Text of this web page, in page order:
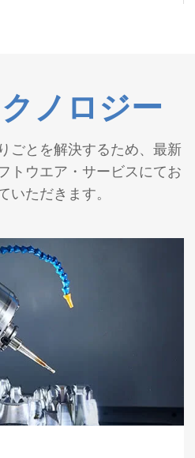
梨県東部・富士五湖を震
被災された皆様へ 弊社サ
ーク休業のお知らせ
源とする地震で被災された
ート体制のお知らせ
お知らせ
震源とする地震で被災され
ポート体制のお知らせ
ノロジー
ごとを解決するため、最新
トウエア・サービスにてお
いただきます。